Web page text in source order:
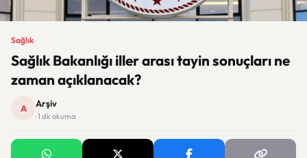
Sağlık
Sağlık Bakanlığı iller arası tayin sonuçları ne
zaman açıklanacak?
A Arşiv
· 1 dk okuma